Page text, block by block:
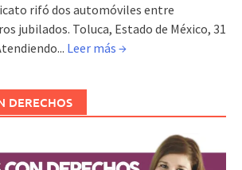
rifó dos automóviles entre
jubilados. Toluca, Estado de México, 31
Leer más →
DERECHOS